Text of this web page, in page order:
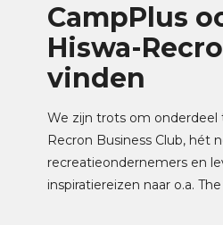
CampPlus
Hiswa-
vinden
We zijn trots om onderdeel
Recron Business Club, hét
recreatieondernemers en
inspiratiereizen naar o.a.